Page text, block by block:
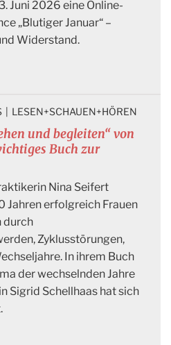
Juni 2026 eine Online-
„Blutiger Januar“ –
Widerstand.
und begleiten“ von
Buch zur
LESEN+SCHAUEN+HÖREN
Nina Seifert
Jahren erfolgreich Frauen
durch
Zyklusstörungen,
In ihrem Buch
der wechselnden Jahre
Sigrid Schellhaas hat sich